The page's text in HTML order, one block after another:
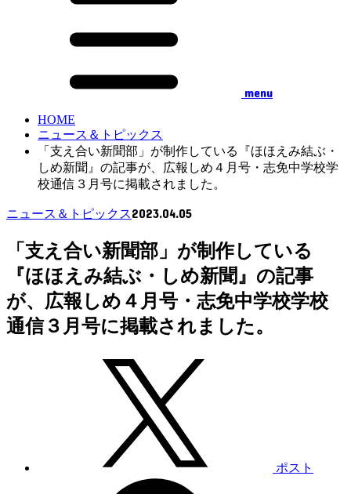
menu
HOME
ニュース＆トピックス
「支え合い新聞部」が制作している『ほほえみ結ぶ・
しめ新聞』の記事が、広報しめ４月号・志免中学校学
校通信３月号に掲載されました。
ニュース＆トピックス2023.04.05
「支え合い新聞部」が制作している
『ほほえみ結ぶ・しめ新聞』の記事
が、広報しめ４月号・志免中学校学校
通信３月号に掲載されました。
ポスト